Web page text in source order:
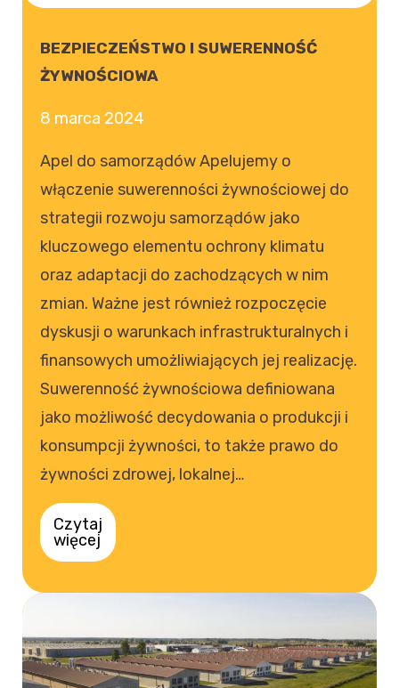
BEZPIECZEŃSTWO I SUWERENNOŚĆ
ŻYWNOŚCIOWA
8 marca 2024
Apel do samorządów Apelujemy o
włączenie suwerenności żywnościowej do
strategii rozwoju samorządów jako
kluczowego elementu ochrony klimatu
oraz adaptacji do zachodzących w nim
zmian. Ważne jest również rozpoczęcie
dyskusji o warunkach infrastrukturalnych i
finansowych umożliwiających jej realizację.
Suwerenność żywnościowa definiowana
jako możliwość decydowania o produkcji i
konsumpcji żywności, to także prawo do
żywności zdrowej, lokalnej…
Czytaj
więcej